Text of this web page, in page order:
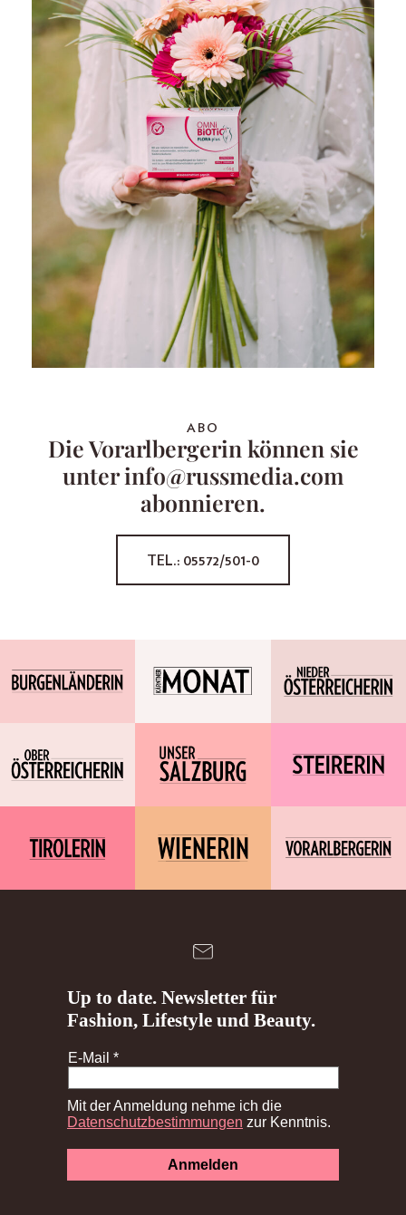
ABO
Die Vorarlbergerin können sie
unter info@russmedia.com
abonnieren.
TEL.: 05572/501-0